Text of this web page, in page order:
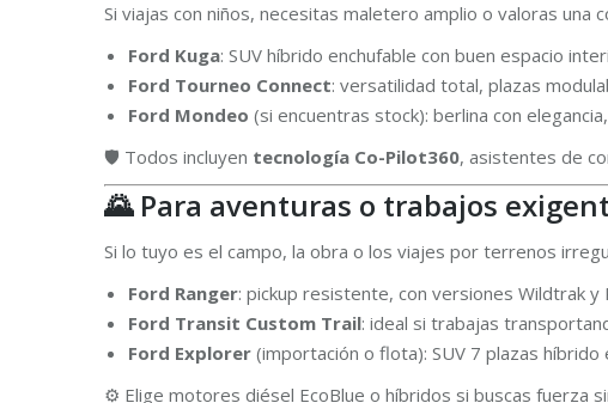
Si viajas con niños, necesitas maletero amplio o valoras
Ford Kuga: SUV híbrido enchufable con buen espacio
Ford Tourneo Connect: versatilidad total, plazas
Ford Mondeo (si encuentras stock): berlina con
🛡️ Todos incluyen tecnología Co-Pilot360, asistentes de
🌄 Para aventuras o trabajos
Si lo tuyo es el campo, la obra o los viajes por terrenos
Ford Ranger: pickup resistente, con versiones Wildtrak
Ford Transit Custom Trail: ideal si trabajas
Ford Explorer (importación o flota): SUV 7 plazas
⚙️ Elige motores diésel EcoBlue o híbridos si buscas fuerza